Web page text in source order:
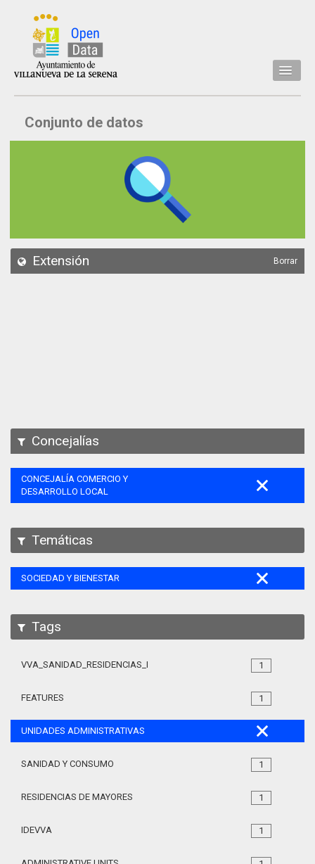
Inicio
Datos
API
Conjunto de datos
Extensión Borrar
Concejalías
CONCEJALÍA COMERCIO Y
DESARROLLO LOCAL
Temáticas
SOCIEDAD Y BIENESTAR
Tags
1
VVA_SANIDAD_RESIDENCIAS_MAYORES_105
1
FEATURES
UNIDADES ADMINISTRATIVAS
1
SANIDAD Y CONSUMO
1
RESIDENCIAS DE MAYORES
1
IDEVVA